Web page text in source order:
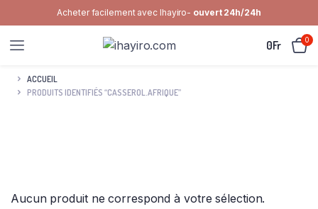
Acheter facilement avec Ihayiro- ouvert 24h/24h
0Fr 0
ACCUEIL
PRODUITS IDENTIFIÉS “CASSEROL.AFRIQUE”
Aucun produit ne correspond à votre sélection.